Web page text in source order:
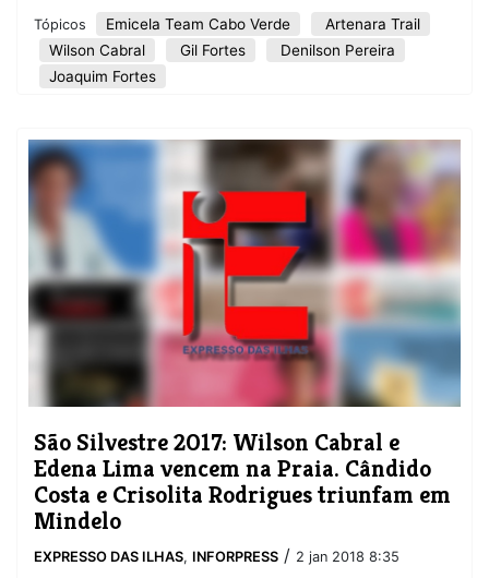
Tópicos Emicela Team Cabo Verde
Artenara Trail
Wilson Cabral
Gil Fortes
Denilson Pereira
Joaquim Fortes
​São Silvestre 2017: Wilson Cabral e
Edena Lima vencem na Praia. Cândido
Costa e Crisolita Rodrigues triunfam em
Mindelo
EXPRESSO DAS ILHAS, INFORPRESS / 2 jan 2018 8:35